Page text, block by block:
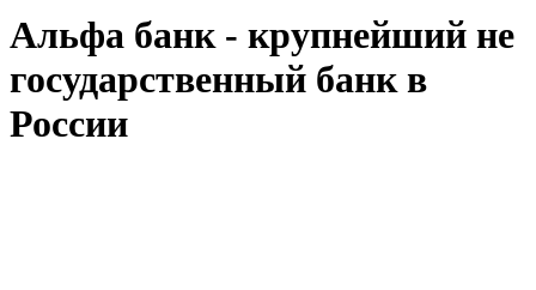
Альфа банк - крупнейший не
государственный банк в
России